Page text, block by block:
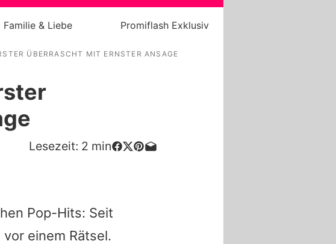
Familie & Liebe Promiflash Exklusiv
ÜBERRASCHT MIT ERNSTER ANSAGE
Lesezeit: 2 min
Pop-Hits: Seit
vor einem Rätsel.